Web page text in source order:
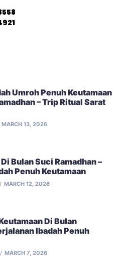
Umroh Penuh Keutamaan
– Trip Ritual Sarat
MARCH 13, 2026
Bulan Suci Ramadhan –
Penuh Keutamaan
MARCH 12, 2026
Di Bulan
Ibadah Penuh
MARCH 7, 2026